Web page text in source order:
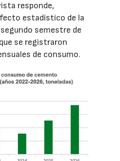
responde,
estadístico de la
semestre de
se registraron
de consumo.